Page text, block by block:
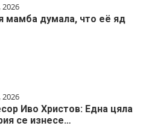
2026
мамба думала, что её яд
2026
Иво Христов: Една цяла
се изнесе…